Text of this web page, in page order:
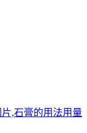
,石膏的用法用量